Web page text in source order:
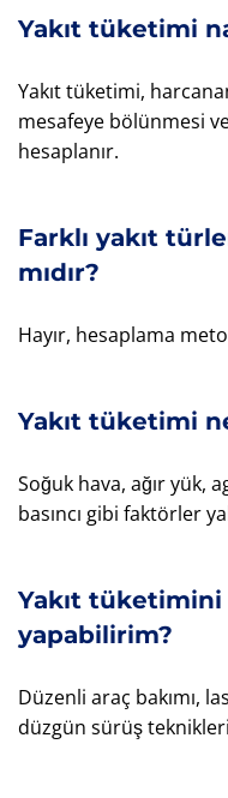
Yakıt tüketimi
Yakıt tüketimi,
mesafeye bölünmesi
hesaplanır.
Farklı yakıt
mıdır?
Hayır, hesaplama
Yakıt tüketimi
Soğuk hava, ağır yük,
basıncı gibi faktörler
Yakıt
yapabilirim?
Düzenli araç bakımı,
düzgün sürüş